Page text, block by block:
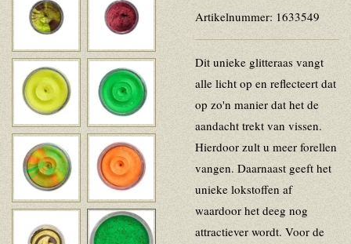
Artikelnummer: 1633549
Dit unieke glitteraas vangt
alle licht op en reflecteert dat
op zo'n manier dat het de
aandacht trekt van vissen.
Hierdoor zult u meer forellen
vangen. Daarnaast geeft het
unieke lokstoffen af
waardoor het deeg nog
attractiever wordt. Voor de